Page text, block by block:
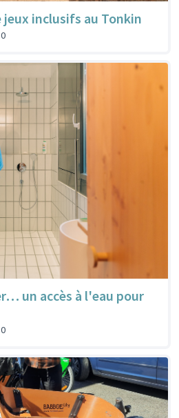
jeux inclusifs au Tonkin
0
un accès à l'eau pour
0